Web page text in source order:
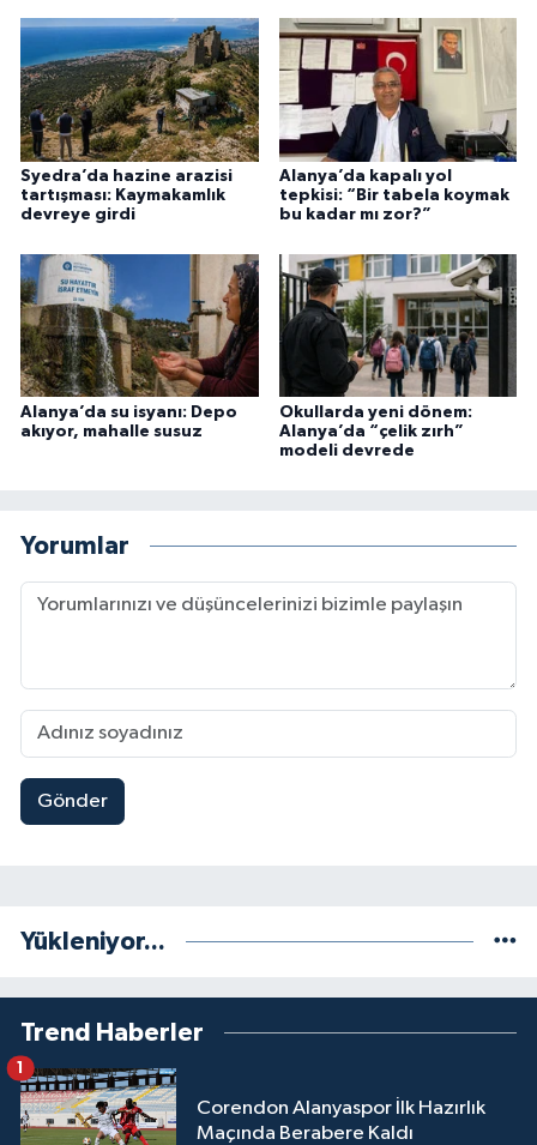
Syedra’da hazine arazisi
tartışması: Kaymakamlık
devreye girdi
Alanya’da kapalı yol
tepkisi: “Bir tabela koymak
bu kadar mı zor?”
Alanya’da su isyanı: Depo
akıyor, mahalle susuz
Okullarda yeni dönem:
Alanya’da “çelik zırh”
modeli devrede
Yorumlar
Gönder
Yükleniyor...
Trend Haberler
Corendon Alanyaspor İlk Hazırlık
Maçında Berabere Kaldı
1